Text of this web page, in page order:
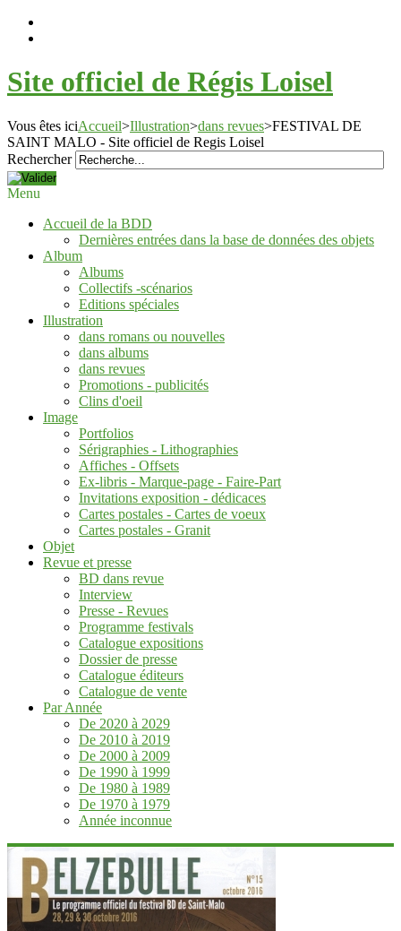
Site officiel de Régis Loisel
Vous êtes iciAccueil>Illustration>dans revues>FESTIVAL DE
SAINT MALO - Site officiel de Regis Loisel
Rechercher
Menu
Accueil de la BDD
Dernières entrées dans la base de données des objets
Album
Albums
Collectifs -scénarios
Editions spéciales
Illustration
dans romans ou nouvelles
dans albums
dans revues
Promotions - publicités
Clins d'oeil
Image
Portfolios
Sérigraphies - Lithographies
Affiches - Offsets
Ex-libris - Marque-page - Faire-Part
Invitations exposition - dédicaces
Cartes postales - Cartes de voeux
Cartes postales - Granit
Objet
Revue et presse
BD dans revue
Interview
Presse - Revues
Programme festivals
Catalogue expositions
Dossier de presse
Catalogue éditeurs
Catalogue de vente
Par Année
De 2020 à 2029
De 2010 à 2019
De 2000 à 2009
De 1990 à 1999
De 1980 à 1989
De 1970 à 1979
Année inconnue